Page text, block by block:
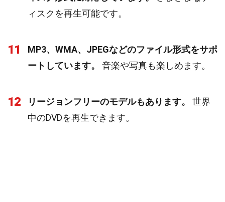
ィスクを再生可能です。
11
MP3、WMA、JPEGなどのファイル形式をサポ
ートしています。
音楽や写真も楽しめます。
12 リージョンフリーのモデルもあります。
世界
中のDVDを再生できます。